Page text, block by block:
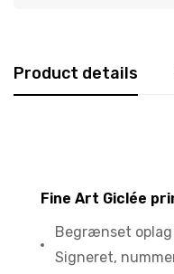
Product details
Fine Art Giclée
Begrænset
Signeret,